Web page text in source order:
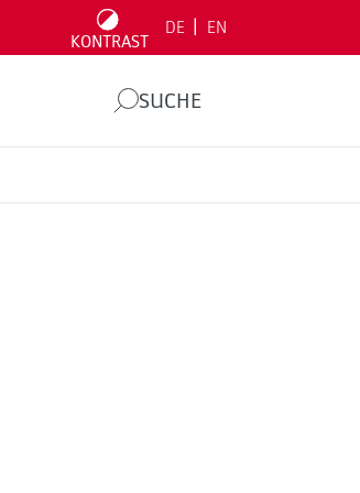
KONTRAST
DE EN
SUCHE